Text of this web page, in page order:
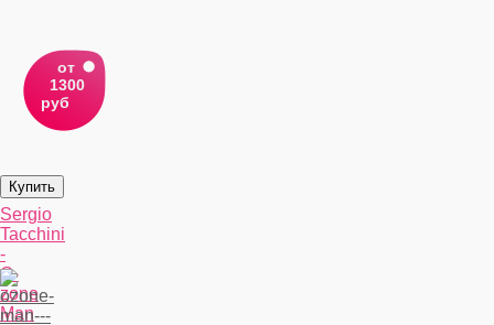
от
1300
руб
Sergio
Tacchini
-
O-
zone
Man